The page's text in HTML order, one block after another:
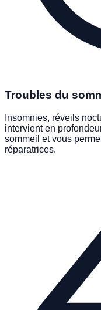
Troubles du
Insomnies, réveils
intervient en
sommeil et vous
réparatrices.